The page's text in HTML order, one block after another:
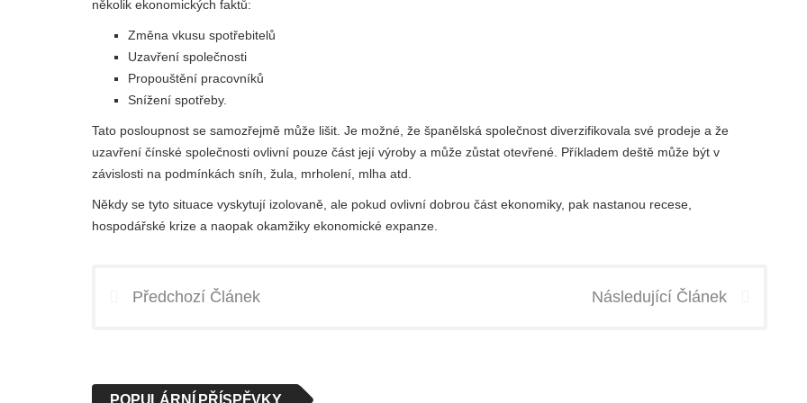
několik ekonomických faktů:
Změna vkusu spotřebitelů
Uzavření společnosti
Propouštění pracovníků
Snížení spotřeby.
Tato posloupnost se samozřejmě může lišit. Je možné, že španělská společnost diverzifikovala své prodeje a že
uzavření čínské společnosti ovlivní pouze část její výroby a může zůstat otevřené. Příkladem deště může být v
závislosti na podmínkách sníh, žula, mrholení, mlha atd.
Někdy se tyto situace vyskytují izolovaně, ale pokud ovlivní dobrou část ekonomiky, pak nastanou recese,
hospodářské krize a naopak okamžiky ekonomické expanze.
Předchozí Článek Následující Článek
POPULÁRNÍ PŘÍSPĚVKY